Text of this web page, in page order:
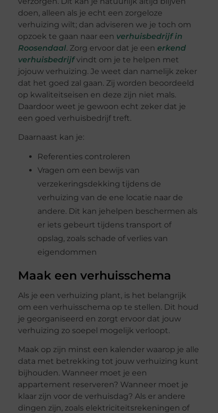
doen, alleen als je echt een zorgeloze
verhuizing wilt; dan adviseren we je toch om
opzoek te gaan naar een verhuisbedrijf in
Roosendaal. Zorg ervoor dat je een erkend
verhuisbedrijfvindt om je te helpen met
jojouw verhuizing. Je weet dan namelijk zeker
dat het goed zal gaan. Zij worden beoordeeld
op kwaliteitseisen en deze zijn niet mals.
Daardoor weet je gewoon echt zeker dat je
een goed verhuisbedrijf treft.
Daarnaast kan je:
Referenties controleren
Vragen om een bewijs van
verzekeringsdekking tijdens de
verhuizing van de ene locatie naar de
andere. Dit kan jehelpen beschermen als
er iets gebeurt tijdens transport of
opslag, zoals schade of verlies van
eigendommen
Maak een verhuisschema
Als je een verhuizing plant, is het belangrijk
om een verhuisschema op te stellen. Dit houd
je georganiseerd en zorgt ervoor dat jouw
verhuizing zo soepel mogelijk verloopt.
Maak op zijn minst een kalender waarop je alle
data met betrekking tot jouw verhuizing kunt
bijhouden. Wanneer moet je een
appartement reserveren? Wanneer moet je
klaar zijn voor de verhuisdag? Als er andere
dingen zijn, zoals elektriciteitsrekeningen of